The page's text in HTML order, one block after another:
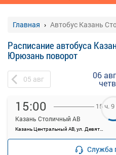
Главная Автобус Казань
Расписание автобуса
Юрюзань поворот
05 авг 06
15:00
Казань Столичный АВ
Казань Центральный АВ, ул. Девятаева, 15, Казань
15 ч.
— Служба